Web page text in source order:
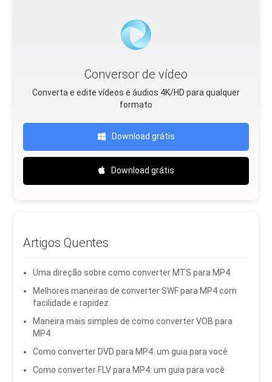
Conversor de vídeo
Converta e edite vídeos e áudios 4K/HD para qualquer
formato
Download grátis
Download grátis
Artigos Quentes
Uma direção sobre como converter MTS para MP4
Melhores maneiras de converter SWF para MP4 com
facilidade e rapidez
Maneira mais simples de como converter VOB para
MP4
Como converter DVD para MP4: um guia para você
Como converter FLV para MP4: um guia para você